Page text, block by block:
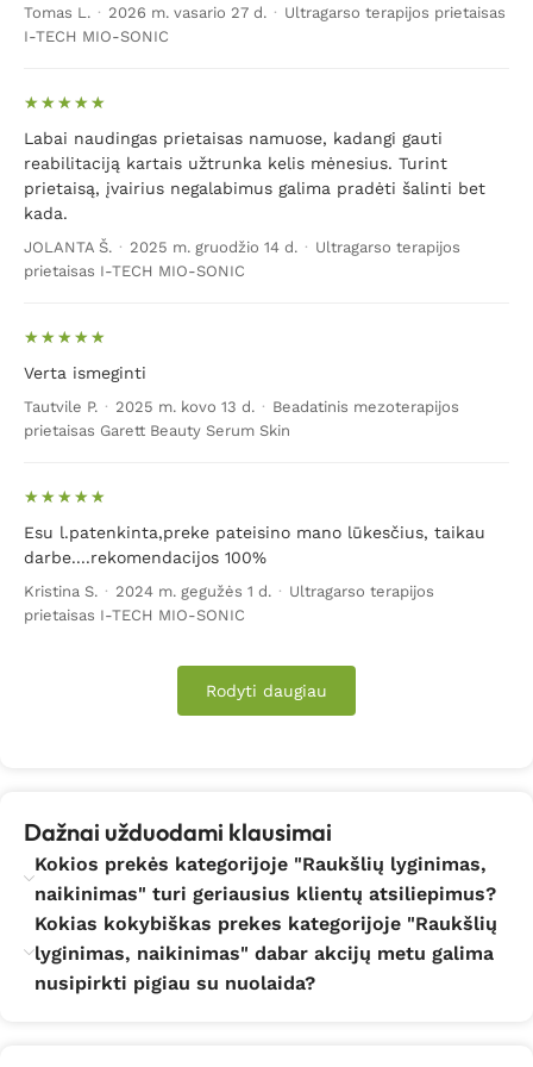
sumažėjimas. Šios medžiagos ypač svarbios, siekiant
palaikyti normalų odos ląstelių atsinaujinimą. Norint,
odą.Drėkinimas padės, kad raukšlių naikinimas
namuose būtų kuo efektyvesnis. Taip pat specialus
veido masažas nuo raukšlių susidarymo irgi turi didelį
efektyvumą.Siūlome išbandyti elektroninėje medicinos
prekių parduotuvėje „Biomed“ parduodamus veido
masažuoklius, specialius veido odos priežiūros
aparatus, ypač populiarias šviesos terapijos lempas ar
Parduodame žinomų užsienio gamintojų produkciją, tad
klinikiniais tyrimais patvirtintą jų efektyvumą
Mūsų asortimente rasite tokias priemones, su kuriomis
veiksmingesnis ir malonesnis:
– kompanijos „BNM“ šviesos terapijos lempos;
– jauninamasis kremas nuo raukšlių „Biomed“ (ne tik
veido, bet ir kaklo bei iškirptės srities kremas);
– paakių kremas nuo raukšlių „Biomed“;
– vakuuminio masažo aparatas „Lanaform“;
– ultragarsinės kavitacijos masažuoklis „VIDA10“
raukšlių lyginimui;
bei daugelis kitų.
Tomas L. · 2026 m. vasario 27 d. · Ultragarso terapijos prietaisas
I-TECH MIO-SONIC
Labai naudingas prietaisas namuose, kadangi gauti
reabilitaciją kartais užtrunka kelis mėnesius. Turint
prietaisą, įvairius negalabimus galima pradėti šalinti bet
kada.
JOLANTA Š. · 2025 m. gruodžio 14 d. · Ultragarso terapijos
prietaisas I-TECH MIO-SONIC
Verta ismeginti
Tautvile P. · 2025 m. kovo 13 d. · Beadatinis mezoterapijos
prietaisas Garett Beauty Serum Skin
Esu l.patenkinta,preke pateisino mano lūkesčius, taikau
darbe....rekomendacijos 100%
Kristina S. · 2024 m. gegužės 1 d. · Ultragarso terapijos
prietaisas I-TECH MIO-SONIC
Rodyti daugiau
Dažnai užduodami klausimai
Kokios prekės kategorijoje "Raukšlių lyginimas,
naikinimas" turi geriausius klientų atsiliepimus?
Kokias kokybiškas prekes kategorijoje "Raukšlių
lyginimas, naikinimas" dabar akcijų metu galima
nusipirkti pigiau su nuolaida?